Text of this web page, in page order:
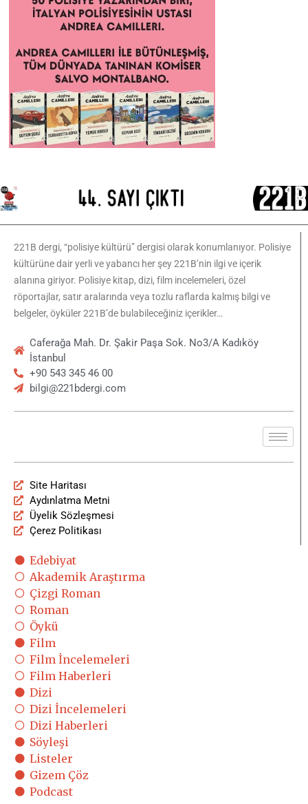
221B dergi, “polisiye kültürü” dergisi olarak konumlanıyor. Polisiye
kültürüne dair yerli ve yabancı her şey 221B’nin ilgi ve içerik
alanına giriyor. Polisiye kitap, dizi, film incelemeleri, özel
röportajlar, satır aralarında veya tozlu raflarda kalmış bilgi ve
belgeler, öyküler 221B’de bulabileceğiniz içerikler…
Caferağa Mah. Dr. Şakir Paşa Sok. No3/A Kadıköy
İstanbul
+90 543 345 46 00
bilgi@221bdergi.com
Site Haritası
Aydınlatma Metni
Üyelik Sözleşmesi
Çerez Politikası
Edebiyat
Akademik Araştırma
Çizgi Roman
Roman
Öykü
Film
Film İncelemeleri
Film Haberleri
Dizi
Dizi İncelemeleri
Dizi Haberleri
Söyleşi
Listeler
Gizem Çöz
Podcast